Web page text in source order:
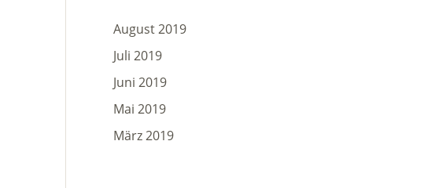
August 2019
Juli 2019
Juni 2019
Mai 2019
März 2019